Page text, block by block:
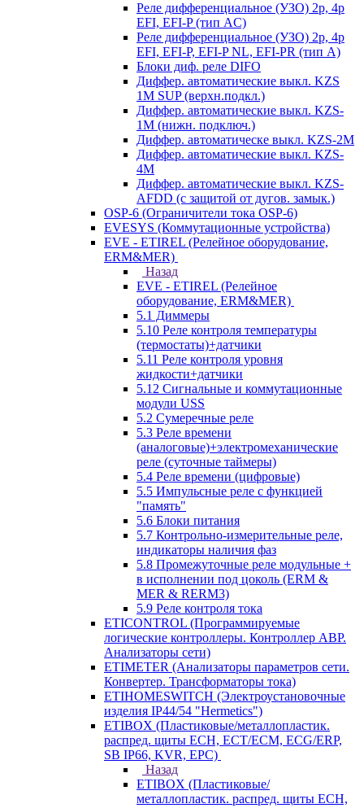
Реле дифференциальное (УЗО) 2р, 4р
EFI, EFI-P (тип AС)
Реле дифференциальное (УЗО) 2р, 4р
EFI, EFI-P, EFI-P NL, EFI-PR (тип A)
Блоки диф. реле DIFO
Диффер. автоматические выкл. KZS
1M SUP (верхн.подкл.)
Диффер. автоматические выкл. KZS-
1M (нижн. подключ.)
Диффер. автоматическе выкл. KZS-2M
Диффер. автоматические выкл. KZS-
4M
Диффер. автоматические выкл. KZS-
AFDD (с защитой от дугов. замык.)
OSP-6 (Ограничители тока OSP-6)
EVESYS (Коммутационные устройства)
EVE - ETIREL (Релейное оборудование,
ERM&MER)
Назад
EVE - ETIREL (Релейное
оборудование, ERM&MER)
5.1 Диммеры
5.10 Реле контроля температуры
(термостаты)+датчики
5.11 Реле контроля уровня
жидкости+датчики
5.12 Сигнальные и коммутационные
модули USS
5.2 Сумеречные реле
5.3 Реле времени
(аналоговые)+электромеханические
реле (суточные таймеры)
5.4 Реле времени (цифровые)
5.5 Импульсные реле с функцией
"память"
5.6 Блоки питания
5.7 Контрольно-измерительные реле,
индикаторы наличия фаз
5.8 Промежуточные реле модульные +
в исполнении под цоколь (ERM &
MER & RERM3)
5.9 Реле контроля тока
ETICONTROL (Программируемые
логические контроллеры. Контроллер АВР.
Анализаторы сети)
ETIMETER (Анализаторы параметров сети.
Конвертер. Трансформаторы тока)
ETIHOMESWITCH (Электроустановочные
изделия IP44/54 "Hermetics")
ETIBOX (Пластиковые/металлопластик.
распред. щиты ECH, ECT/ECM, ECG/ERP,
SB IP66, KVR, EPC)
Назад
ETIBOX (Пластиковые/
металлопластик. распред. щиты ECH,